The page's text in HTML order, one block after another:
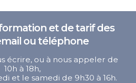
et de tarif des
ou téléphone
écrire, ou à nous appeler de
10h à 18h,
et le samedi de 9h30 à 16h.